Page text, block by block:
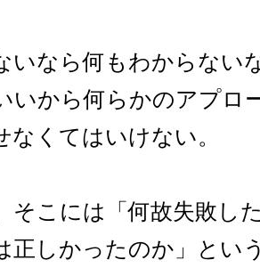
いなら何もわからない
いから何らかのアプロ
なくてはいけない。
そこには「何故失敗し
正しかったのか」とい